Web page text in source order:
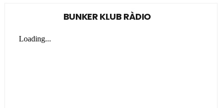
BUNKER KLUB RÀDIO